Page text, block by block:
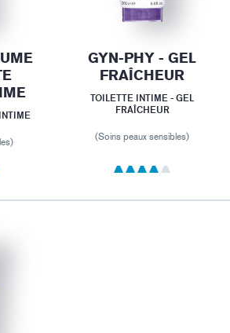
GYN-PHY - GEL
FRAÎCHEUR
TOILETTE INTIME - GEL
FRAÎCHEUR
(Soins peaux sensibles)